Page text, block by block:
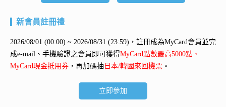
新會員註冊禮
2026/08/01 (00:00) ~ 2026/08/31 (23:59)，註冊成為MyCard會員並完
成e-mail、手機驗證之會員即可獲得MyCard點數最高5000點、
MyCard現金抵用券 ，再加碼抽 日本/韓國來回機票 。
立即參加